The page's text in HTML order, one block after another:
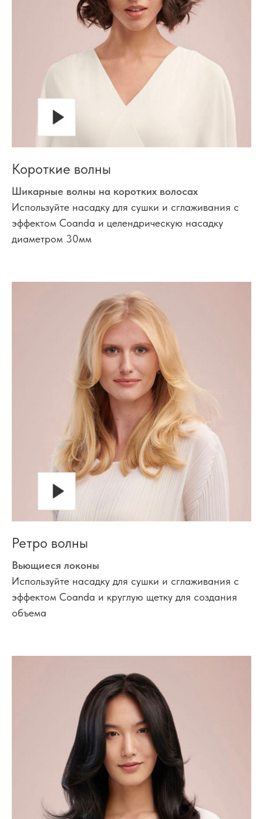
Короткие волны
Шикарные волны на коротких волосах
Используйте насадку для сушки и сглаживания с
эффектом Coanda и целендрическую насадку
диаметром 30мм
Ретро волны
Вьющиеся локоны
Используйте насадку для сушки и сглаживания с
эффектом Coanda и круглую щетку для создания
объема